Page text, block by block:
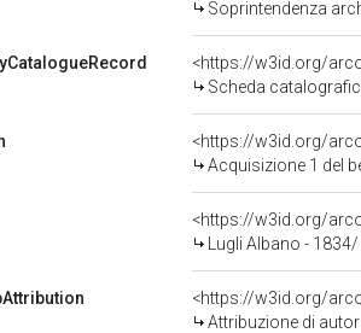
Soprintendenza
<https://w3id.org/
Scheda
<https://w3id.org/
Acquisizione 1 del
<https://w3id.org/
Lugli Albano -
<https://w3id.org/
Attribuzione di